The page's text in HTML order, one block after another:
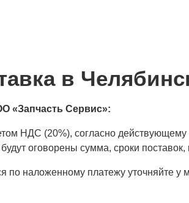
в
«Запчасть Сервис»:
НДС (20%), согласно
оговорены сумма, сроки поставок,
по наложенному платежу уточняйте у